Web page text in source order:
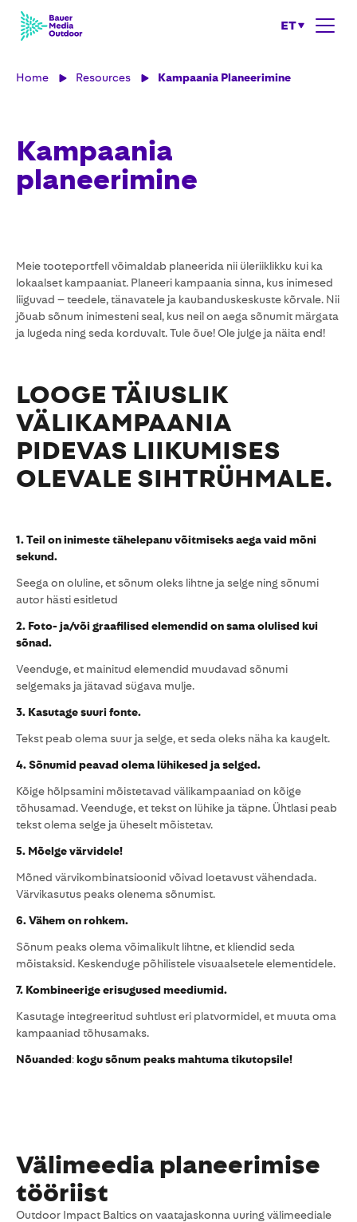
ET
Home Resources Kampaania Planeerimine
Kampaania
planeerimine
Meie tooteportfell võimaldab planeerida nii üleriiklikku kui ka
lokaalset kampaaniat. Planeeri kampaania sinna, kus inimesed
liiguvad – teedele, tänavatele ja kaubanduskeskuste kõrvale. Nii
jõuab sõnum inimesteni seal, kus neil on aega sõnumit märgata
ja lugeda ning seda korduvalt. Tule õue! Ole julge ja näita end!
LOOGE TÄIUSLIK
VÄLIKAMPAANIA
PIDEVAS LIIKUMISES
OLEVALE SIHTRÜHMALE.
1. Teil on inimeste tähelepanu võitmiseks aega vaid mõni
sekund.
Seega on oluline, et sõnum oleks lihtne ja selge ning sõnumi
autor hästi esitletud
2. Foto- ja/või graafilised elemendid on sama olulised kui
sõnad.
Veenduge, et mainitud elemendid muudavad sõnumi
selgemaks ja jätavad sügava mulje.
3. Kasutage suuri fonte.
Tekst peab olema suur ja selge, et seda oleks näha ka kaugelt.
4. Sõnumid peavad olema lühikesed ja selged.
Kõige hõlpsamini mõistetavad välikampaaniad on kõige
tõhusamad. Veenduge, et tekst on lühike ja täpne. Ühtlasi peab
tekst olema selge ja üheselt mõistetav.
5. Mõelge värvidele!
Mõned värvikombinatsioonid võivad loetavust vähendada.
Värvikasutus peaks olenema sõnumist.
6. Vähem on rohkem.
Sõnum peaks olema võimalikult lihtne, et kliendid seda
mõistaksid. Keskenduge põhilistele visuaalsetele elementidele.
7. Kombineerige erisugused meediumid.
Kasutage integreeritud suhtlust eri platvormidel, et muuta oma
kampaaniad tõhusamaks.
Nõuanded:kogu sõnum peaks mahtuma tikutopsile!
Välimeedia planeerimise
tööriist
Outdoor Impact Baltics on vaatajaskonna uuring välimeediale